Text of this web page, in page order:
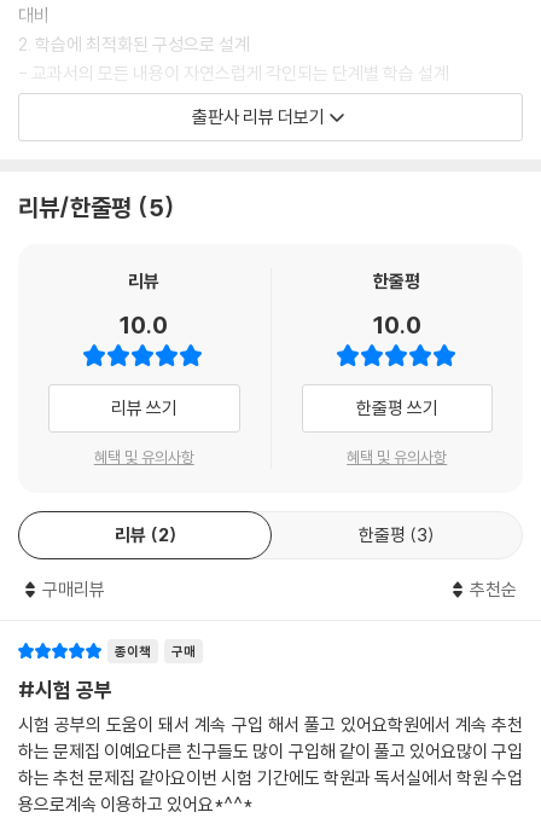
Lesson 05 Look Inside You
(1) 어휘
- 교과서 속 핵심 어휘
- 교과서 어휘 다지기 : STEP 1 & 2
(2) 대화
- 교과서 대화 모두 보기
- 교과서 대화 다지기 : STEP 1 & 2
- 교과서 속 핵심 문법
- 교과서 핵심 문법 다지기
- 교과서 문법 다지기 : STEP 1 & 2 & 서술형
- 교과서 속 핵심 본문
- 교과서 본문 다지기
- 교과서 속 기타 지문
- 영역별 실력 굳히기 : 어휘, 대화, 문법, 독해
- 학교 시험 100점 맞기 STEP 1
- 서술형으로 끝내기 + 창의 서술형
- 교과서 본문 손으로 익히기
대비
2. 학습에 최적화된 구성으로 설계
- 교과서의 모든 내용이 자연스럽게 각인되는 단계별 학습 설계
- 수업 또는 자기주도학습을 통해 학습 내용을 완벽하게 습득할 수 있는 구
- 풍부한 예문과 자세한 설명을 통해 부족한 학습 보충 가능
※ 교재 구성별 특징
1. 교과서 속 핵심 어휘 / 교과서 어휘 다지기 Step 1, 2
교과서 핵심 어휘 및 표현 정리와 함께 단계별 확인 학습 문제를 제시함으
로써 어휘를 완벽히 다질 수 있도록 함
2. 교과서 속 핵심 대화 / 교과서 대화 모두 보기 / 교과서 대화 다지기 Ste
단계별 확인 학습 문제를 제시함으로써의사소통 기능을 완벽히 다질 수 있
도록 함
3. 교과서 속 핵심 문법 / 교과서 문법 다지기 Step 1, 2 / 서술형
다양한 쓰기 문제를 통해 서술형 문항에도 철저하게 대비할 수 있도록 함
4. 교과서 속 핵심 본문 / 교과서 본문 다지기 / 교과서 속 기타 지문
끊어 읽기와 구문 분석, 단답형 문제, 빈칸 완성 문제를 통해 교과서 본문을
확실하게 학습할 수 있게 하고, 교과서 내 기타 지문들을 모두 수록하여 점
검할 수 있도록 함
출판사 리뷰 더보기
리뷰/한줄평 5
리뷰
10.0
리뷰 쓰기
혜택 및 유의사항
한줄평
10.0
한줄평 쓰기
혜택 및 유의사항
리뷰 2 한줄평 3
구매리뷰 추천순
종이책 구매
#시험 공부
시험 공부의 도움이 돼서 계속 구입 해서 풀고 있어요학원에서 계속 추천
하는 문제집 이예요다른 친구들도 많이 구입해 같이 풀고 있어요많이 구입
하는 추천 문제집 같아요이번 시험 기간에도 학원과 독서실에서 학원 수업
용으로계속 이용하고 있어요*^^*